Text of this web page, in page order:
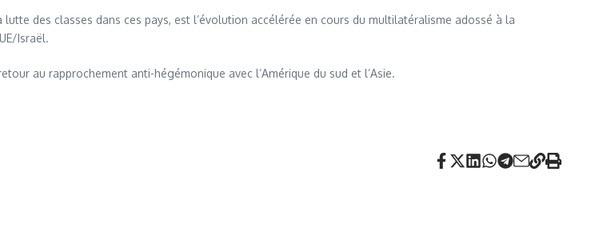
des classes dans ces pays, est l’évolution accélérée en cours du multilatéralisme adossé à la
Israël.
au rapprochement anti-hégémonique avec l’Amérique du sud et l’Asie.